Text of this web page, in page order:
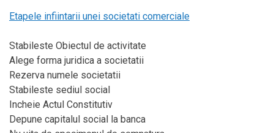
Etapele infiintarii unei societati comerciale
Stabileste Obiectul de activitate
Alege forma juridica a societatii
Rezerva numele societatii
Stabileste sediul social
Incheie Actul Constitutiv
Depune capitalul social la banca